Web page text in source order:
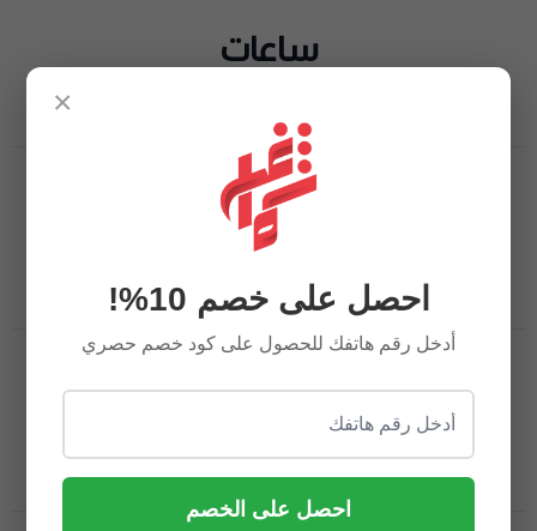
ساعات
عرض الكل
بشت
عرض الكل
×
احصل على خصم 10%!
أدخل رقم هاتفك للحصول على كود خصم حصري
احصل على الخصم